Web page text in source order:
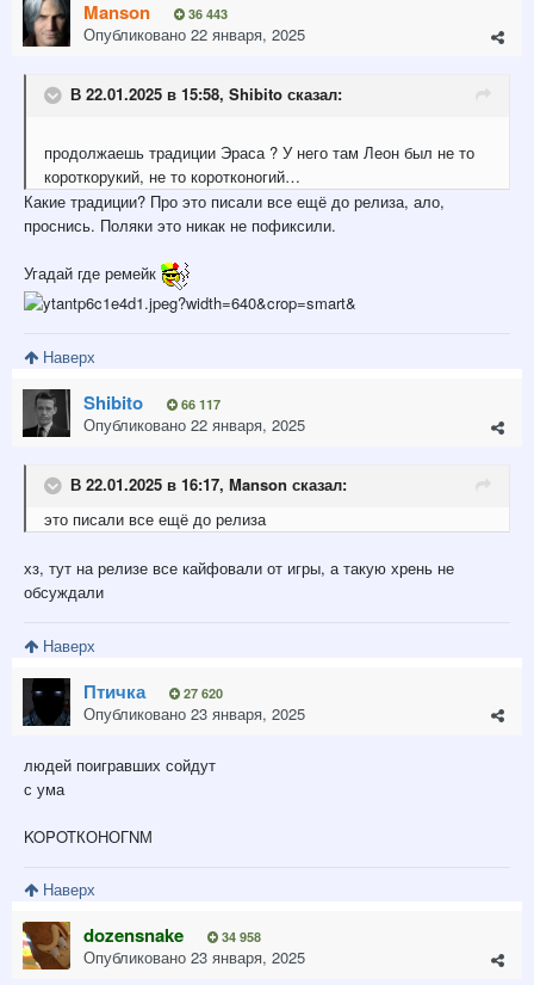
Manson 36 443
Опубликовано 22 января, 2025
В 22.01.2025 в 15:58, Shibito сказал:
продолжаешь традиции Эраса ? У него там Леон был не то
короткорукий, не то коротконогий…
Какие традиции? Про это писали все ещё до релиза, ало,
проснись. Поляки это никак не пофиксили.
Угадай где ремейк
Наверх
Shibito 66 117
Опубликовано 22 января, 2025
В 22.01.2025 в 16:17, Manson сказал:
это писали все ещё до релиза
хз, тут на релизе все кайфовали от игры, а такую хрень не
обсуждали
Наверх
Птичка 27 620
Опубликовано 23 января, 2025
людей поигравших сойдут
с ума
KOPOTКОНОГNМ
Наверх
dozensnake 34 958
Опубликовано 23 января, 2025